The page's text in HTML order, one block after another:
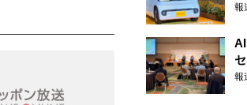
報
報